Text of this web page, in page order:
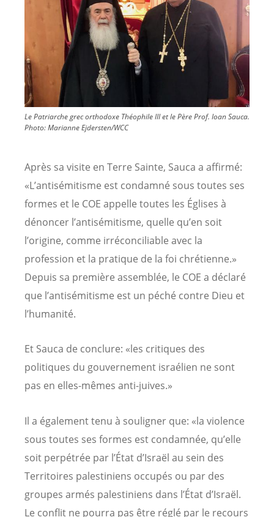
Le Patriarche grec orthodoxe Théophile III et le Père Prof. Ioan Sauca.
Photo:Marianne Ejdersten/WCC
Après sa visite en Terre Sainte, Sauca a affirmé:
«L’antisémitisme est condamné sous toutes ses
formes et le COE appelle toutes les Églises à
dénoncer l’antisémitisme, quelle qu’en soit
l’origine, comme irréconciliable avec la
profession et la pratique de la foi chrétienne.»
Depuis sa première assemblée, le COE a déclaré
que l’antisémitisme est un péché contre Dieu et
l’humanité.
Et Sauca de conclure: «les critiques des
politiques du gouvernement israélien ne sont
pas en elles-mêmes anti-juives.»
Il a également tenu à souligner que: «la violence
sous toutes ses formes est condamnée, qu’elle
soit perpétrée par l’État d’Israël au sein des
Territoires palestiniens occupés ou par des
groupes armés palestiniens dans l’État d’Israël.
Le conflit ne pourra pas être réglé par le recours